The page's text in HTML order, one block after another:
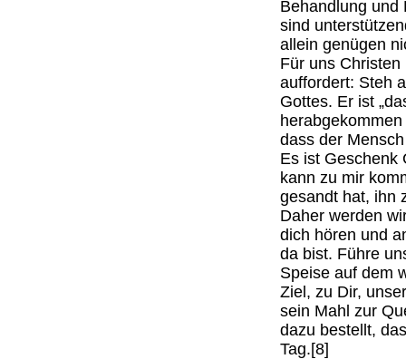
Behandlung und
sind
allein genügen
Für uns
auffordert: Steh
Gottes. Er ist
dass der
Es ist Geschenk
kann zu mir
gesandt hat, ihn
Daher werden
dich hören und
da bist. Führe
Speise auf dem
Ziel, zu Dir,
sein Mahl zur
dazu bestellt,
Tag.[8]